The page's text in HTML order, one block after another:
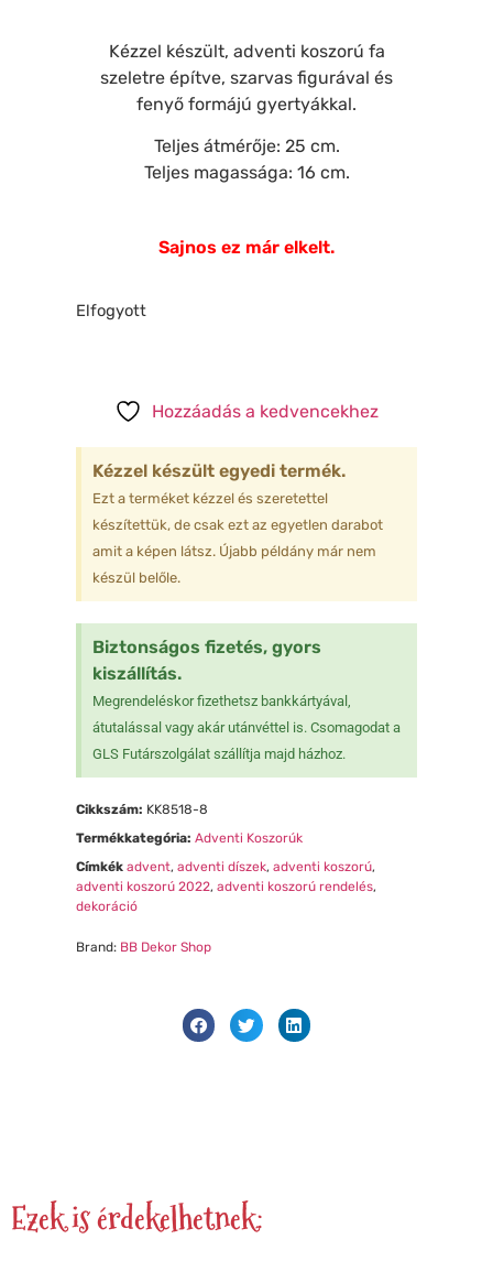
❄
❆ ❆
Kézzel készült, adventi koszorú fa
szeletre építve, szarvas figurával és
fenyő formájú gyertyákkal.
Teljes átmérője: 25 cm.
Teljes magassága: 16 cm.
Sajnos ez már elkelt.
Elfogyott
Hozzáadás a kedvencekhez
Kézzel készült egyedi termék.
Ezt a terméket kézzel és szeretettel
készítettük, de csak ezt az egyetlen darabot
amit a képen látsz. Újabb példány már nem
készül belőle.
Biztonságos fizetés, gyors
kiszállítás.
Megrendeléskor fizethetsz bankkártyával,
átutalással vagy akár utánvéttel is. Csomagodat a
GLS Futárszolgálat szállítja majd házhoz.
Cikkszám: KK8518-8
Termékkategória: Adventi Koszorúk
Címkék advent, adventi díszek, adventi koszorú,
adventi koszorú 2022, adventi koszorú rendelés,
dekoráció
Brand: BB Dekor Shop
Ezek is érdekelhetnek: